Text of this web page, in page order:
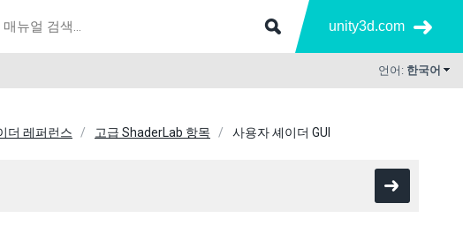
unity3d.com
언어: 한국어
더 레퍼런스 고급 ShaderLab 항목 사용자 셰이더 GUI